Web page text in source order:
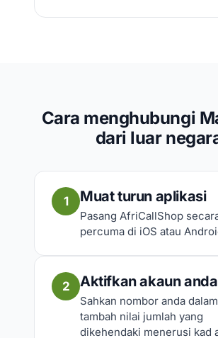
Cara menghubungi
dari luar
1 Muat turun aplikasi
Pasang AfriCallShop
percuma di iOS atau
2 Aktifkan akaun anda
Sahkan nombor anda
tambah nilai jumlah yang
dikehendaki menerusi kad